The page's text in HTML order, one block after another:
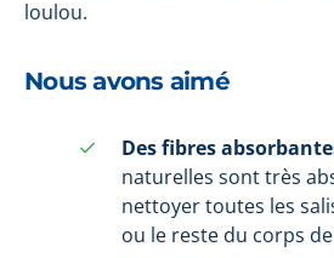
loulou.
Nous avons aimé
Des fibres
naturelles sont très
nettoyer toutes les
ou le reste du corps